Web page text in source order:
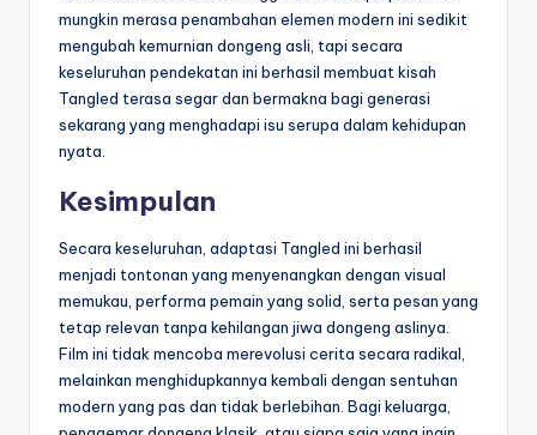
mungkin merasa penambahan elemen modern ini sedikit
mengubah kemurnian dongeng asli, tapi secara
keseluruhan pendekatan ini berhasil membuat kisah
Tangled terasa segar dan bermakna bagi generasi
sekarang yang menghadapi isu serupa dalam kehidupan
nyata.
Kesimpulan
Secara keseluruhan, adaptasi Tangled ini berhasil
menjadi tontonan yang menyenangkan dengan visual
memukau, performa pemain yang solid, serta pesan yang
tetap relevan tanpa kehilangan jiwa dongeng aslinya.
Film ini tidak mencoba merevolusi cerita secara radikal,
melainkan menghidupkannya kembali dengan sentuhan
modern yang pas dan tidak berlebihan. Bagi keluarga,